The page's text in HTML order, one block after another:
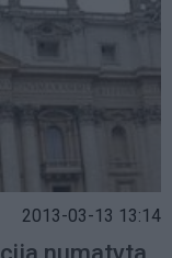
2013-03-13 13:14